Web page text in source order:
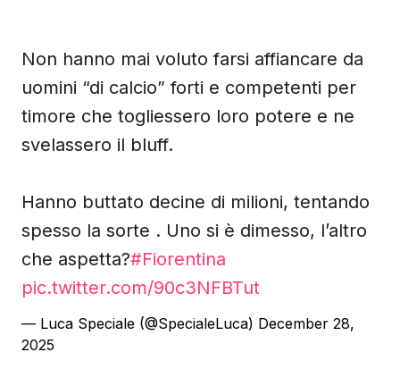
Non hanno mai voluto farsi affiancare da
uomini “di calcio” forti e competenti per
timore che togliessero loro potere e ne
svelassero il bluff.
Hanno buttato decine di milioni, tentando
spesso la sorte . Uno si è dimesso, l’altro
che aspetta?#Fiorentina
pic.twitter.com/90c3NFBTut
— Luca Speciale (@SpecialeLuca) December 28,
2025